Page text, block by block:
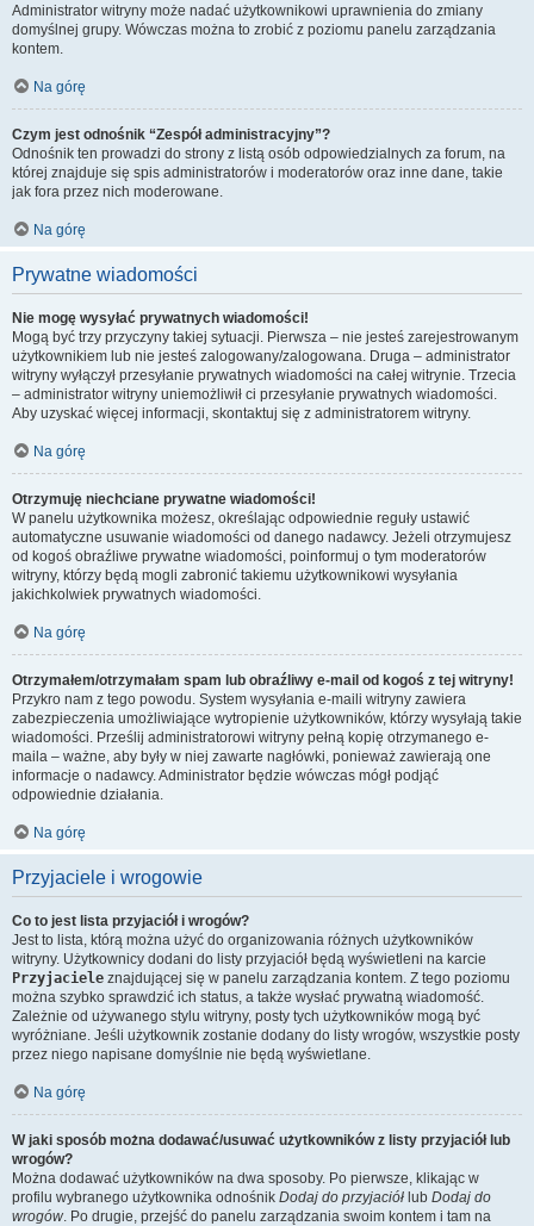
Administrator witryny może nadać użytkownikowi uprawnienia do zmiany
domyślnej grupy. Wówczas można to zrobić z poziomu panelu zarządzania
kontem.
Na górę
Czym jest odnośnik “Zespół administracyjny”?
Odnośnik ten prowadzi do strony z listą osób odpowiedzialnych za forum, na
której znajduje się spis administratorów i moderatorów oraz inne dane, takie
jak fora przez nich moderowane.
Na górę
Prywatne wiadomości
Nie mogę wysyłać prywatnych wiadomości!
Mogą być trzy przyczyny takiej sytuacji. Pierwsza – nie jesteś zarejestrowanym
użytkownikiem lub nie jesteś zalogowany/zalogowana. Druga – administrator
witryny wyłączył przesyłanie prywatnych wiadomości na całej witrynie. Trzecia
– administrator witryny uniemożliwił ci przesyłanie prywatnych wiadomości.
Aby uzyskać więcej informacji, skontaktuj się z administratorem witryny.
Na górę
Otrzymuję niechciane prywatne wiadomości!
W panelu użytkownika możesz, określając odpowiednie reguły ustawić
automatyczne usuwanie wiadomości od danego nadawcy. Jeżeli otrzymujesz
od kogoś obraźliwe prywatne wiadomości, poinformuj o tym moderatorów
witryny, którzy będą mogli zabronić takiemu użytkownikowi wysyłania
jakichkolwiek prywatnych wiadomości.
Na górę
Otrzymałem/otrzymałam spam lub obraźliwy e-mail od kogoś z tej witryny!
Przykro nam z tego powodu. System wysyłania e-maili witryny zawiera
zabezpieczenia umożliwiające wytropienie użytkowników, którzy wysyłają takie
wiadomości. Prześlij administratorowi witryny pełną kopię otrzymanego e-
maila – ważne, aby były w niej zawarte nagłówki, ponieważ zawierają one
informacje o nadawcy. Administrator będzie wówczas mógł podjąć
odpowiednie działania.
Na górę
Przyjaciele i wrogowie
Co to jest lista przyjaciół i wrogów?
Jest to lista, którą można użyć do organizowania różnych użytkowników
witryny. Użytkownicy dodani do listy przyjaciół będą wyświetleni na karcie
Przyjaciele znajdującej się w panelu zarządzania kontem. Z tego poziomu
można szybko sprawdzić ich status, a także wysłać prywatną wiadomość.
Zależnie od używanego stylu witryny, posty tych użytkowników mogą być
wyróżniane. Jeśli użytkownik zostanie dodany do listy wrogów, wszystkie posty
przez niego napisane domyślnie nie będą wyświetlane.
Na górę
W jaki sposób można dodawać/usuwać użytkowników z listy przyjaciół lub
wrogów?
Można dodawać użytkowników na dwa sposoby. Po pierwsze, klikając w
profilu wybranego użytkownika odnośnik Dodaj do przyjaciół lub Dodaj do
wrogów. Po drugie, przejść do panelu zarządzania swoim kontem i tam na